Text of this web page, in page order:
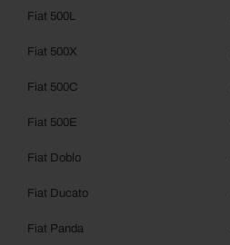
Fiat 500L
Fiat 500X
Fiat 500C
Fiat 500E
Fiat Doblo
Fiat Ducato
Fiat Panda